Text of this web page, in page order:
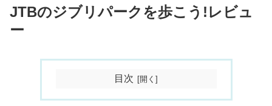
JTBのジブリパークを歩こう!レビュ
ー
目次